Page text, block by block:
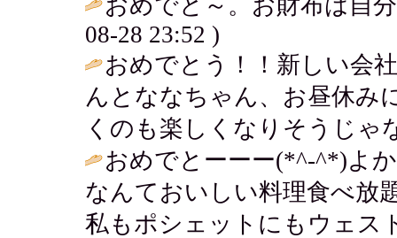
08-28 23:52 )
おめでとう！！新しい会
んとななちゃん、お昼休み
くのも楽しくなりそうじゃ
おめでとーーー(*^-^*)よ
なんておいしい料理食べ
私もポシェットにもウェ